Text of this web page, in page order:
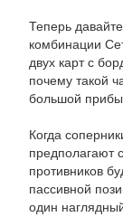
Теперь
комбинации
двух карт с
почему такой
большой
Когда
предполагают
противников
пассивной
один